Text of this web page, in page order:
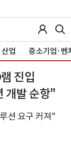
산업 중소기업·벤
진입
개발 순항"
션 요구 커져"